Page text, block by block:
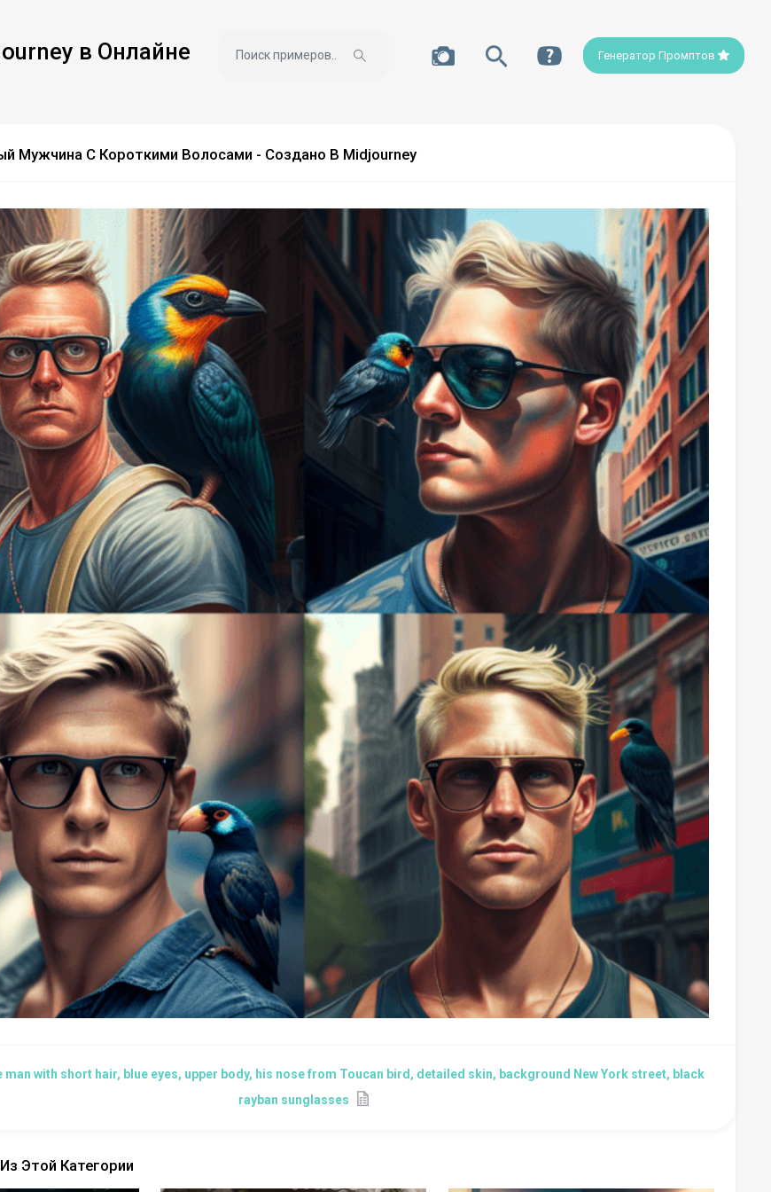
в Онлайне Генератор Промптов
Мужчина С Короткими Волосами - Создано В Midjourney
man with short hair, blue eyes, upper body, his nose from Toucan bird, detailed skin, background New York street, black
rayban sunglasses
Этой Категории